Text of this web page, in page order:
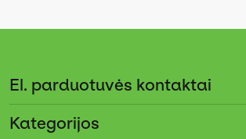
El. parduotuvės kontaktai
Kategorijos